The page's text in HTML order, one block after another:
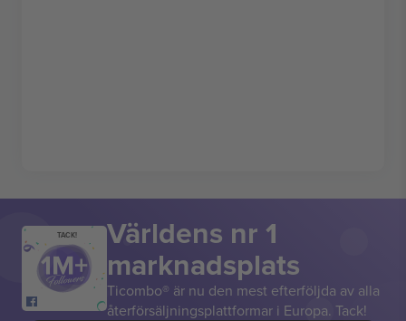
TACK! Världens nr 1
marknadsplats
Ticombo® är nu den mest efterföljda av alla
återförsäljningsplattformar i Europa. Tack!